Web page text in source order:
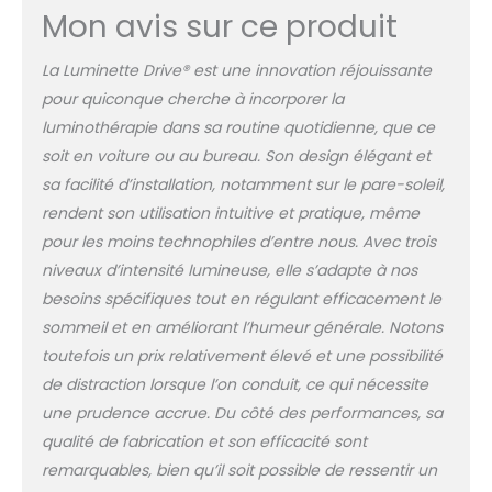
réduire l’intensité
lumineuse reçue,
indispensable pour
garantir un confort
visuel en voiture. De
plus, sa position au-
dessus de la zone de
vision ne bloque pas la
vue et permet une
conduite normale. A
L'ORDINATEUR - Son
second clip de fixation
se positionne en 2
secondes sur n'importe
quel écran d'ordinateur
(portable ou fixe). Vous
pourrez utiliser le Drive
au bureau, à la maison
ou en voyage
CERTIFIÉ - Le Drive est
Mon avis sur ce produit
La Luminette Drive® est une innovation réjouissante
pour quiconque cherche à incorporer la
luminothérapie dans sa routine quotidienne, que ce
soit en voiture ou au bureau. Son design élégant et
sa facilité d’installation, notamment sur le pare-soleil,
rendent son utilisation intuitive et pratique, même
pour les moins technophiles d’entre nous. Avec trois
niveaux d’intensité lumineuse, elle s’adapte à nos
besoins spécifiques tout en régulant efficacement le
sommeil et en améliorant l’humeur générale. Notons
toutefois un prix relativement élevé et une possibilité
de distraction lorsque l’on conduit, ce qui nécessite
une prudence accrue. Du côté des performances, sa
qualité de fabrication et son efficacité sont
remarquables, bien qu’il soit possible de ressentir un